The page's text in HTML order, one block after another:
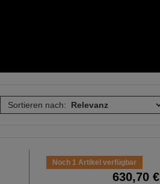
Sortieren nach:
Noch 1 Artikel verfügbar
630,70 €